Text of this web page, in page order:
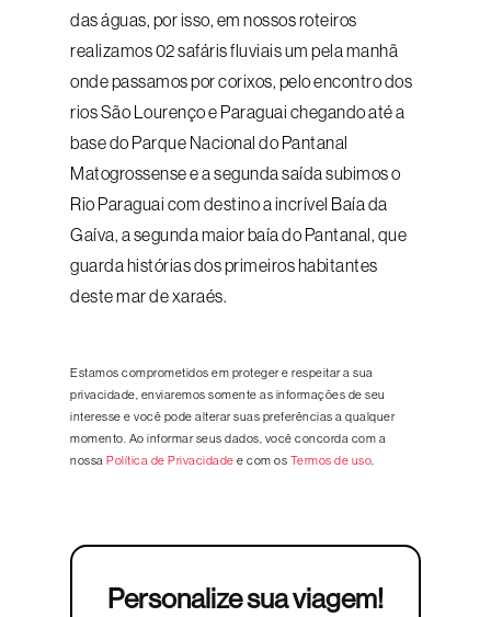
das águas, por isso, em nossos roteiros
realizamos 02 safáris fluviais um pela manhã
onde passamos por corixos, pelo encontro dos
rios São Lourenço e Paraguai chegando até a
base do Parque Nacional do Pantanal
Matogrossense e a segunda saída subimos o
Rio Paraguai com destino a incrível Baía da
Gaíva, a segunda maior baía do Pantanal, que
guarda histórias dos primeiros habitantes
deste mar de xaraés.
Estamos comprometidos em proteger e respeitar a sua
privacidade, enviaremos somente as informações de seu
interesse e você pode alterar suas preferências a qualquer
momento. Ao informar seus dados, você concorda com a
nossa Política de Privacidade e com os Termos de uso
Personalize sua viagem!